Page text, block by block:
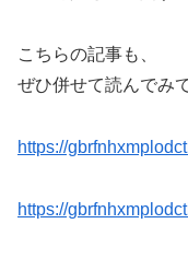
こちらの記事も、
ぜひ併せて読んでみ
https://
https://